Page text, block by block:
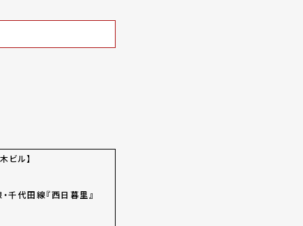
ビル】
千代田線『西日暮里』